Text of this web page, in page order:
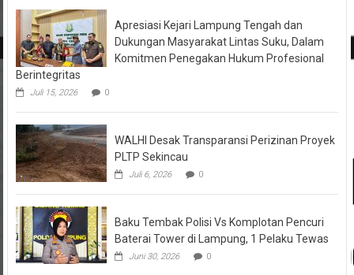
Apresiasi Kejari Lampung Tengah dan
Dukungan Masyarakat Lintas Suku, Dalam
Komitmen Penegakan Hukum Profesional
Berintegritas
Juli 15, 2026 0
WALHI Desak Transparansi Perizinan Proyek
PLTP Sekincau
Juli 6, 2026 0
Baku Tembak Polisi Vs Komplotan Pencuri
Baterai Tower di Lampung, 1 Pelaku Tewas
Juni 30, 2026 0